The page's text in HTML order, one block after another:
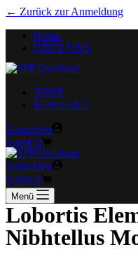
← Zurück zur Anmeldung
Home
ÜBER UNS
SHOP
KONTAKT
Anmelden
Warenkorb
0,00€ 0
Anmelden
Warenkorb
0,00€ 0
Menü
Lobortis
Nibhtellus